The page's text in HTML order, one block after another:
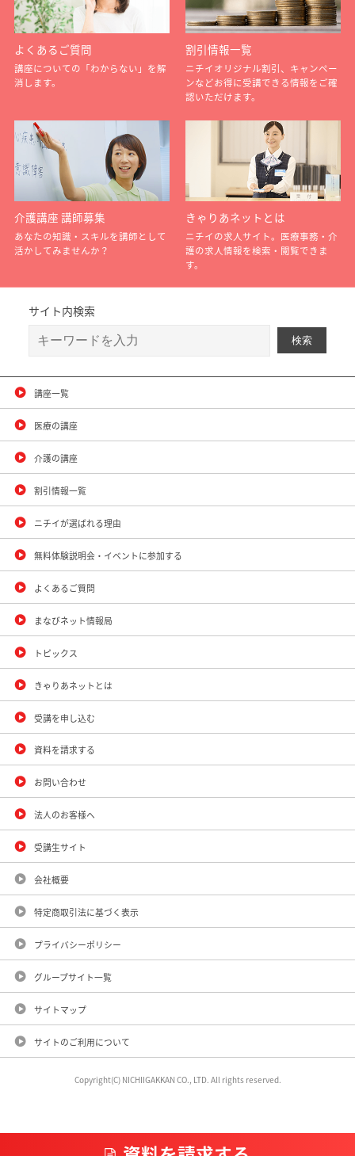
よくあるご質問
講座についての「わからない」を解
消します。
割引情報一覧
ニチイオリジナル割引、キャンペー
ンなどお得に受講できる情報をご確
認いただけます。
介護講座 講師募集
あなたの知識・スキルを講師として
活かしてみませんか？
きゃりあネットとは
ニチイの求人サイト。医療事務・介
護の求人情報を検索・閲覧できま
す。
サイト内検索
講座一覧
医療の講座
介護の講座
割引情報一覧
ニチイが選ばれる理由
無料体験説明会・イベントに参加する
よくあるご質問
まなびネット情報局
トピックス
きゃりあネットとは
受講を申し込む
資料を請求する
お問い合わせ
法人のお客様へ
受講生サイト
会社概要
特定商取引法に基づく表示
プライバシーポリシー
グループサイト一覧
サイトマップ
サイトのご利用について
Copyright(C) NICHIIGAKKAN CO., LTD. All rights reserved.